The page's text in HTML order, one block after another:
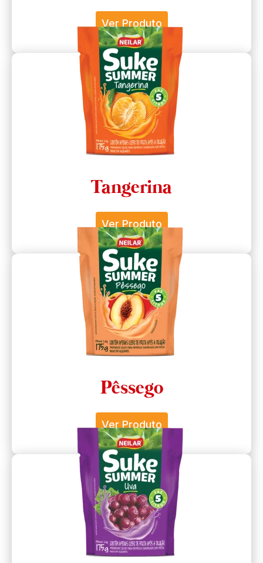
Ver Produto
Tangerina
Ver Produto
Pêssego
Ver Produto